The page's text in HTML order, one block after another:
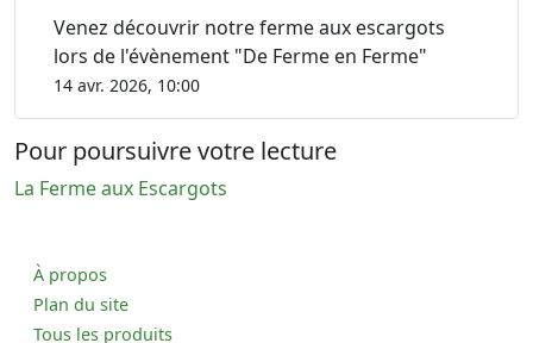
Venez découvrir notre ferme aux escargots
lors de l'évènement "De Ferme en Ferme"
14 avr. 2026, 10:00
Pour poursuivre votre lecture
La Ferme aux Escargots
À propos
Plan du site
Tous les produits